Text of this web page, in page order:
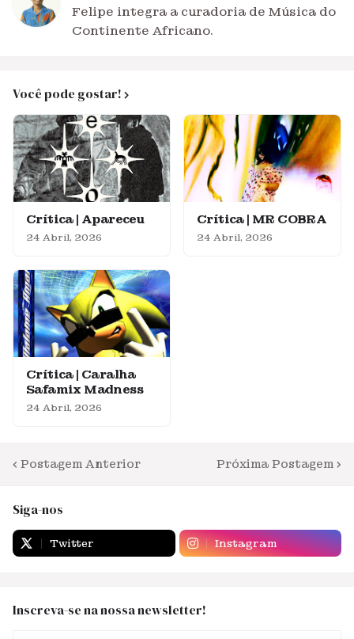
Felipe integra a curadoria de Música do
Continente Africano.
Você pode gostar!
Crítica | Apareceu
24 Abril, 2026
Crítica | MR COBRA
24 Abril, 2026
Crítica | Caralha
Safamix Madness
24 Abril, 2026
Postagem Anterior Próxima Postagem
Siga-nos
Twitter Instagram
Inscreva-se na nossa newsletter!